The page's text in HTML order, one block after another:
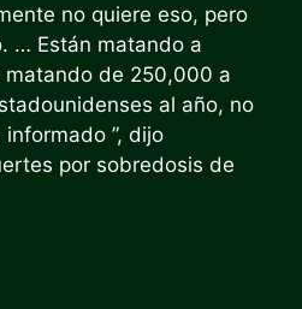
no quiere eso, pero
… Están matando a
matando de 250,000 a
al año, no
”, dijo
por sobredosis de